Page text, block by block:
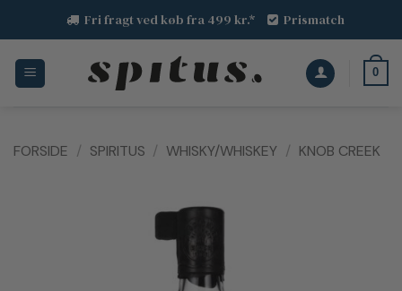
indhold
Fri fragt ved køb fra 499 kr.* Prismatch
0
FORSIDE / SPIRITUS / WHISKY/WHISKEY / KNOB CREEK